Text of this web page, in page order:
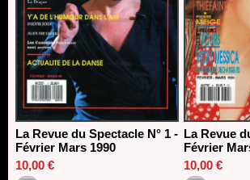
La Revue du Spectacle N° 1 -
Février Mars 1990
10,00 €
La Revue
Février
10,00 €